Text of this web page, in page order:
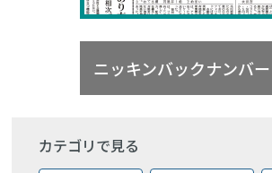
ニッキンバックナンバー
カテゴリで見る